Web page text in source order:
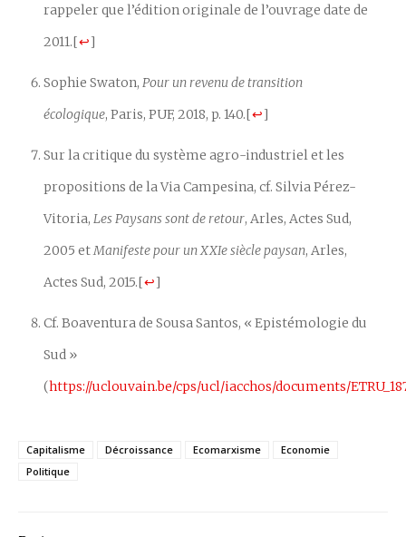
rappeler que l’édition originale de l’ouvrage date de
2011.[↩]
Sophie Swaton, Pour un revenu de transition
écologique, Paris, PUF, 2018, p. 140.[↩]
Sur la critique du système agro-industriel et les
propositions de la Via Campesina, cf. Silvia Pérez-
Vitoria, Les Paysans sont de retour, Arles, Actes Sud,
2005 etManifeste pour un XXIe siècle paysan, Arles,
Actes Sud, 2015.[↩]
Cf. Boaventura de Sousa Santos, « Epistémologie du
Sud »
(https://uclouvain.be/cps/ucl/iacchos/documents/
Capitalisme Décroissance Ecomarxisme
Economie
Politique